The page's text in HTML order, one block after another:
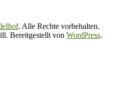
. Alle Rechte vorbehalten.
Bereitgestellt von WordPress.